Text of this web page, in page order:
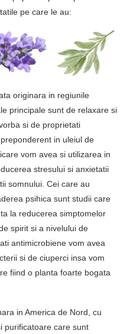
pe care le au:
originara in regiunile
principale sunt de relaxare si
si de proprietati
in uleiul de
vom avea si utilizarea in
stresului si anxietatii
somnului. Cei care au
psihica sunt studii care
la reducerea simptomelor
spirit si a nivelului de
antimicrobiene vom avea
si de ciuperci insa vom
fiind o planta foarte bogata
in America de Nord, cu
purificatoare care sunt